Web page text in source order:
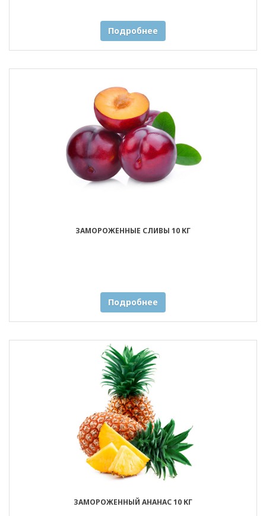
Подробнее
ЗАМОРОЖЕННЫЕ СЛИВЫ 10 КГ
Подробнее
ЗАМОРОЖЕННЫЙ АНАНАС 10 КГ